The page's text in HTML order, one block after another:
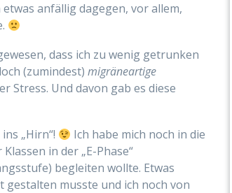
anfällig dagegen, vor allem,
dass ich zu wenig getrunken
(zumindest) migräneartige
Stress. Und davon gab es diese
„Hirn“!
Ich habe mich noch in die
in der „E-Phase“
begleiten wollte. Etwas
musste und ich noch von